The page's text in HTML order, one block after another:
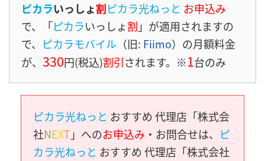
ピカラいっしょ割ピカラ光ねっと お申込み
で、「ピカラいっしょ割 」が適用されますの
で、
ピカラモバイル （旧: Fiimo）の月額料金
が、 330円(税込)割引されます。※1台のみ
ピカラ光ねっと おすすめ 代理店「株式会
社NEXT」へのお申込み ・お問合せは、
ピ
カラ光ねっと おすすめ 代理店「株式会社